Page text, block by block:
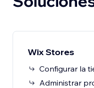
Wix Stores
Configurar la
Administrar